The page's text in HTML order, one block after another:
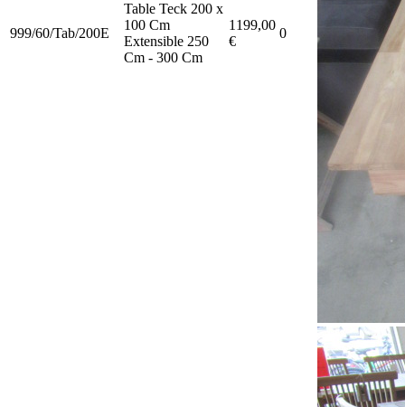
999/60/Tab/200E
Table Teck 200 x
100 Cm
Extensible 250
Cm - 300 Cm
1199,00
€
0